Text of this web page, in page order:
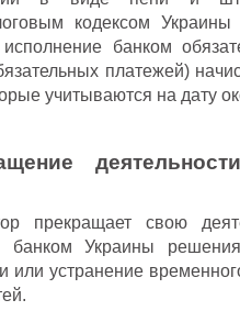
кодексом Украины
банком
платежей)
учитываются на дату
прекращает свою
банком Украины
или устранение